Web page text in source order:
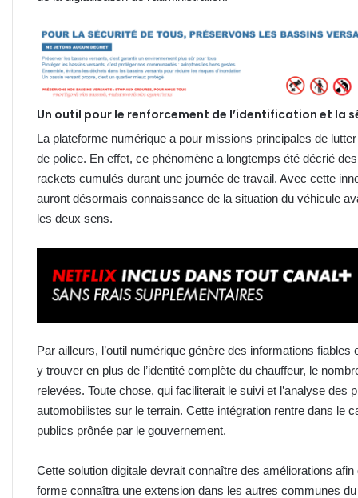
Un outil pour le renforcement de l’identification et la
La plateforme numérique a pour missions principales de
de police. En effet, ce phénomène a longtemps été décrié
rackets cumulés durant une journée de travail. Avec cette
auront désormais connaissance de la situation du véhicule
les deux sens.
Par ailleurs, l’outil numérique génère des informations
y trouver en plus de l’identité complète du chauffeur, le
relevées. Toute chose, qui faciliterait le suivi et l’analyse des
automobilistes sur le terrain. Cette intégration rentre dans le
publics prônée par le gouvernement.
Cette solution digitale devrait connaître des améliorations
forme connaîtra une extension dans les autres communes